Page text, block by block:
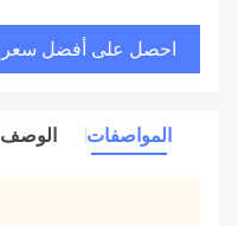
احصل على أفضل سعر
المواصفات الوصف